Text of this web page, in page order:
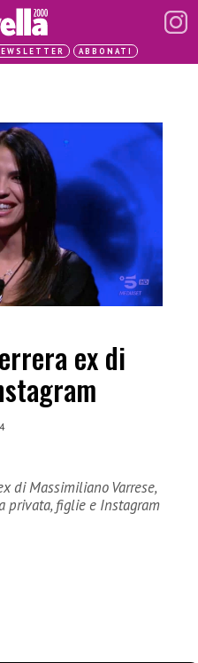
ABBONATI
ex di
di Massimiliano Varrese,
privata, figlie e Instagram